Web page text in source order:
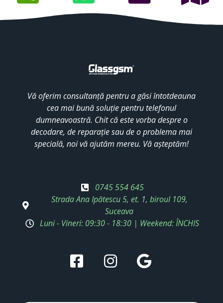
Vă oferim consultanță pentru a găsi întotdeauna
cea mai bună soluție pentru telefonul
dumneavoastră. Chit că este vorba despre o
decodare, de reparație sau de o problema mai
specială, noi vă ajutăm mereu. Vă așteptăm!
0745 554 645
Strada Ana Ipătescu 5, et. 1, biroul 109,
Suceava
Luni - Vineri: 09:30 - 18:30 | Weekend: ÎNCHIS